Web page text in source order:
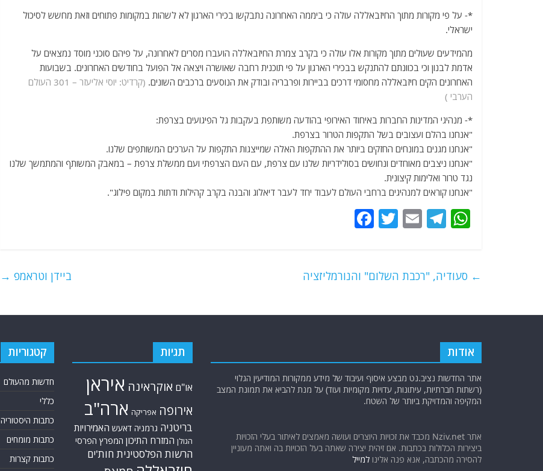
*- על פי מקורות מתוך החיזבאללה עולה כי ביממה האחרונה נתבקשו בכירי הארגון לא לשהות במקומות פתוחים וזאת מחשש לסיכול
ישראלי.
מהמידעים שעולים מתוך מקורות אלו עולה כי בקרב צמרת החיזבאללה הועברו מסרים לאחרונה, על פיהם סוכני מוסד נמצאים על
אדמת לבנון וכי בכוונתם להתנקש בבכירי הארגון על פי תוכנית רחבה שאושרה ויצאה אל הפועל בחודשים האחרונים. בשבועות
האחרונים הקים חיזבאללה מחסומי דרכים בביירות ופרבריה ובודק את הנוסעים ברכבים השונים.
(קרדיט: יוסי אליעזר – 301 העולם
הערבי )
*- מנהיגי המדינות החברות באיחוד האירופי בהודעה משותפת בעקבות גל הפיגועים בצרפת:
"אנחנו בהלם ועצובים בשל התקפות הטרור בצרפת.
"אנחנו מגנים במונחים החזקים ביותר את ההתקפות האלה שמייצגות התקפות על הערכים המשותפים שלנו.
"אנחנו ניצבים מאוחדים ונחושים בסולידריות שלנו עם צרפת, עם העם הצרפתי ועם ממשלת צרפת – במאבק המשותף והמתמשך שלנו
נגד טרור ואלימות קיצונית.
"אנחנו קוראים למנהיגים ברחבי העולם לעבוד יחד לעבר דיאלוג והבנה בקרב קהילות ודתות במקום פילוג".
W
s
p
T
g
m
E
l
T
er
e
o
← סעודיה, "רכבת השלום" והנורמליזציה ביידן וטראמפ →
אודות
אתר החדשות נציב.נט מבצע איסוף ועיבוד של מידע ממקורות המודיעין הגלוי
(רשתות חברתיות, עיתונות, עדויות מקומיות ועוד) על מנת להביא את תמונת המצב
המקיפה והמדויקת ביותר של השטח.
אתר Nziv.net מכבד את זכויות היוצרים ועושה מאמצים לאיתור בעלי הזכויות
ביצירות הכלולות בכתבות. אם זיהית יצירה שאתה בעל הזכויות בה ואתה מעוניין
להסירה מהכתבה, אנא פנה אלינו למייל
תגיות
או"ם אוקראינה איראן
אירופה אפריקה ארה"ב
בריטניה גרמניה דאעש האמירויות
הגולן המזרח התיכון המפרץ הפרסי
הרשות הפלסטינית חות'ים
קטגוריות
חדשות מהעולם
כללי
כתבות היסטוריה
כתבות מומחים
כתבות קצרות